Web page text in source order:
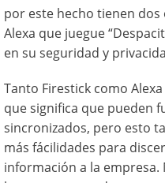
por este hecho tienen
Alexa que juegue
en su seguridad y
Tanto Firestick como
que significa que pueden
sincronizados, pero esto
más fácilidades para
información a la